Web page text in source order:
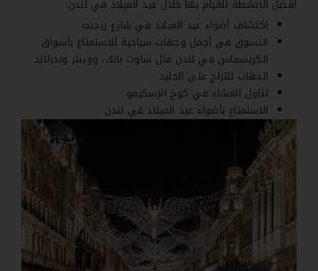
أفضل الأنشطة للقيام بها خلال عيد الميلاد في لندن:
اكتشاف أضواء عيد الميلاد في شارع ريجنت
التسوق في أجمل وجهات سياحية للاستمتاع بأسواق
الكريسماس في لندن مثل ساوث بانك، ووينتر وندرلاند
الذهاب للتزلج على الجليد
تناول العشاء في كوخ الإسكيمو
الاستمتاع بأضواء عيد الميلاد في لندن